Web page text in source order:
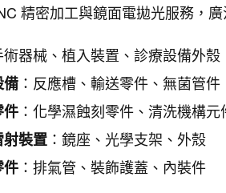
精密加工與鏡面電拋光服務，廣
器械、植入裝置、診療設備外殼
備：反應槽、輸送零件、無菌管件
件：化學濕蝕刻零件、清洗機構元
裝置：鏡座、光學支架、外殼
件：排氣管、裝飾護蓋、內裝件